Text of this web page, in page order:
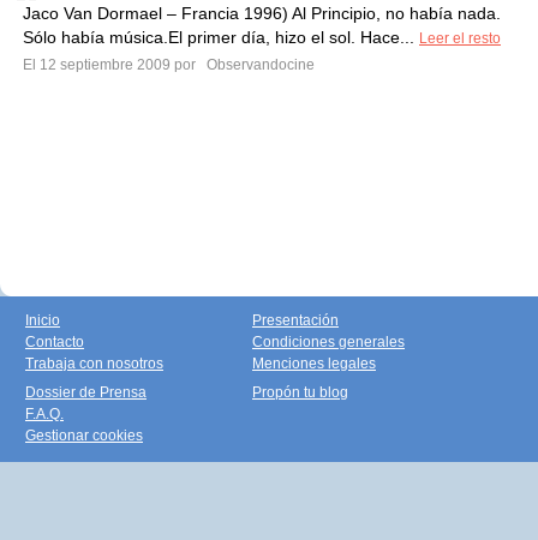
Jaco Van Dormael – Francia 1996) Al Principio, no había nada.
Sólo había música.El primer día, hizo el sol. Hace...
Leer el resto
El 12 septiembre 2009 por
Observandocine
Inicio
Contacto
Trabaja con nosotros
Presentación
Condiciones generales
Menciones legales
Dossier de Prensa
F.A.Q.
Gestionar cookies
Propón tu blog